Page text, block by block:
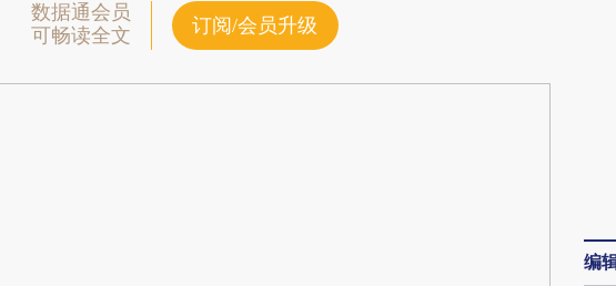
数据通会员
可畅读全文
订阅/会员升级
编